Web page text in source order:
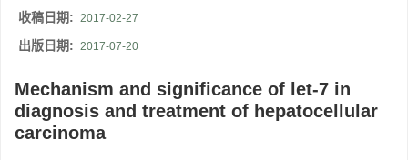
收稿日期: 2017-02-27
出版日期: 2017-07-20
Mechanism and significance of let-7 in
diagnosis and treatment of hepatocellular
carcinoma